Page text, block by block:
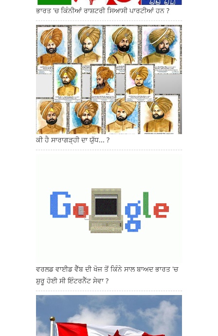
ਭਾਰਤ 'ਚ ਕਿੰਨੀਆਂ ਰਾਸ਼ਟਰੀ ਸਿਆਸੀ ਪਾਰਟੀਆਂ ਹਨ ?
ਕੀ ਹੈ ਸਾਰਾਗੜ੍ਹੀ ਦਾ ਯੁੱਧ... ?
ਵਰਲਡ ਵਾਈਡ ਵੈੱਬ ਦੀ ਖੋਜ ਤੋਂ ਕਿੰਨੇ ਸਾਲ ਬਾਅਦ ਭਾਰਤ 'ਚ
ਸ਼ੁਰੂ ਹੋਈ ਸੀ ਇੰਟਰਨੈੱਟ ਸੇਵਾ ?